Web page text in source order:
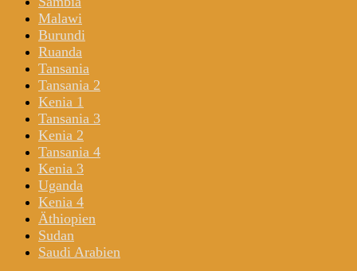
Malawi
Burundi
Ruanda
Tansania
Tansania 2
Kenia 1
Tansania 3
Kenia 2
Tansania 4
Kenia 3
Uganda
Kenia 4
Äthiopien
Sudan
Saudi Arabien